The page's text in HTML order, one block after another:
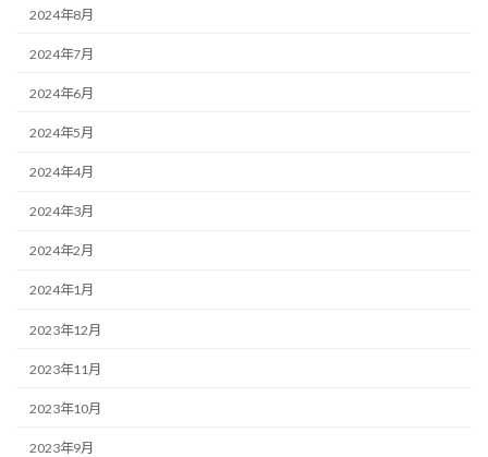
2024年8月
2024年7月
2024年6月
2024年5月
2024年4月
2024年3月
2024年2月
2024年1月
2023年12月
2023年11月
2023年10月
2023年9月